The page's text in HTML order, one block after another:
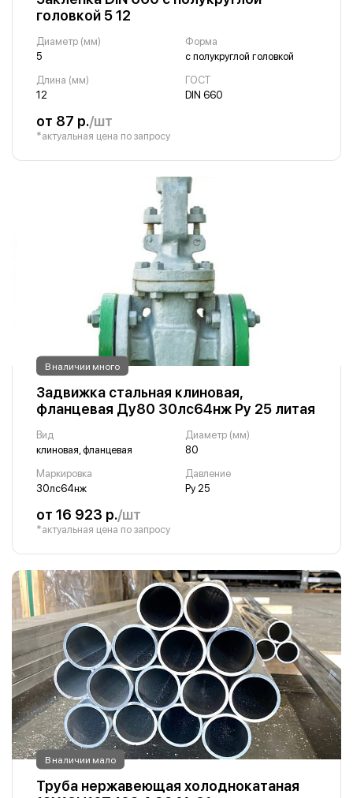
головкой 5 12
Диаметр (мм)
5
Форма
с полукруглой головкой
Длина (мм)
12
ГОСТ
DIN 660
от 87 р./шт
*актуальная цена по запросу
В наличии много
Задвижка стальная клиновая,
фланцевая Ду80 30лс64нж Ру 25 литая
Вид
клиновая, фланцевая
Диаметр (мм)
80
Маркировка
30лс64нж
Давление
Ру 25
от 16 923 р./шт
*актуальная цена по запросу
В наличии мало
Труба нержавеющая холоднокатаная